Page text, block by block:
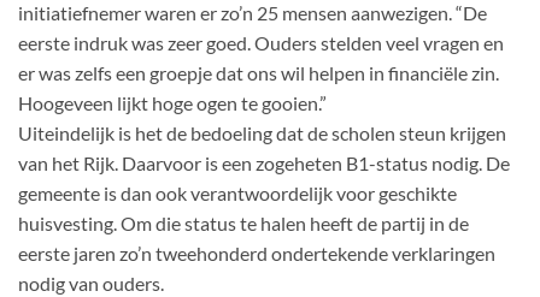
initiatiefnemer waren er zo’n 25 mensen aanwezigen. “De
eerste indruk was zeer goed. Ouders stelden veel vragen en
er was zelfs een groepje dat ons wil helpen in financiële zin.
Hoogeveen lijkt hoge ogen te gooien.”
Uiteindelijk is het de bedoeling dat de scholen steun krijgen
van het Rijk. Daarvoor is een zogeheten B1-status nodig. De
gemeente is dan ook verantwoordelijk voor geschikte
huisvesting. Om die status te halen heeft de partij in de
eerste jaren zo’n tweehonderd ondertekende verklaringen
nodig van ouders.